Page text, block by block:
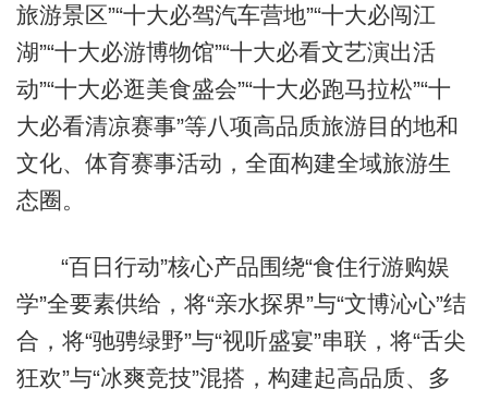
旅游景区”“十大必驾汽车营地”“十大必闯江
湖”“十大必游博物馆”“十大必看文艺演出活
动”“十大必逛美食盛会”“十大必跑马拉松”“十
大必看清凉赛事”等八项高品质旅游目的地和
文化、体育赛事活动，全面构建全域旅游生
态圈。
“百日行动”核心产品围绕“食住行游购娱
学”全要素供给，将“亲水探界”与“文博沁心”结
合，将“驰骋绿野”与“视听盛宴”串联，将“舌尖
狂欢”与“冰爽竞技”混搭，构建起高品质、多